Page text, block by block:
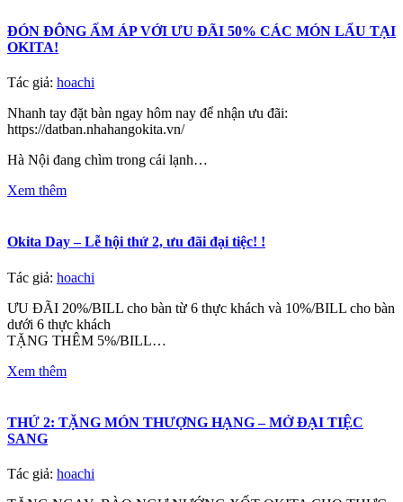
ĐÓN ĐÔNG ẤM ÁP VỚI ƯU ĐÃI 50% CÁC MÓN LẨU TẠI
OKITA!
Tác giả: hoachi
Nhanh tay đặt bàn ngay hôm nay để nhận ưu đãi:
https://datban.nhahangokita.vn/
Hà Nội đang chìm trong cái lạnh…
Xem thêm
Okita Day – Lễ hội thứ 2, ưu đãi đại tiệc! !
Tác giả: hoachi
ƯU ĐÃI 20%/BILL cho bàn từ 6 thực khách và 10%/BILL cho bàn
dưới 6 thực khách
TẶNG THÊM 5%/BILL…
Xem thêm
THỨ 2: TẶNG MÓN THƯỢNG HẠNG – MỞ ĐẠI TIỆC
SANG
Tác giả: hoachi